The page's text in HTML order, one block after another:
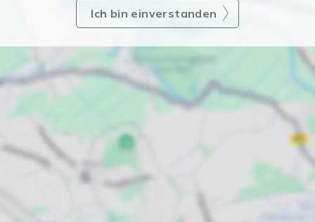
Ich bin einverstanden